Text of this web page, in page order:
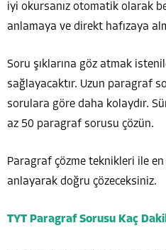
iyi okursanız otomatik olarak
anlamaya ve direkt hafızaya
Soru şıklarına göz atmak
sağlayacaktır. Uzun paragraf
sorulara göre daha kolaydır.
az 50 paragraf sorusu çözün.
Paragraf çözme teknikleri ile en
anlayarak doğru çözeceksiniz.
TYT Paragraf Sorusu Kaç